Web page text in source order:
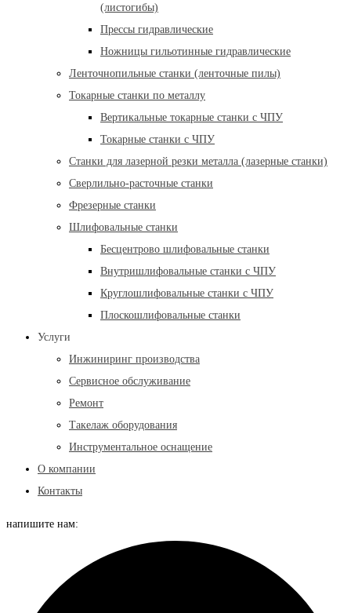
(листогибы)
Прессы гидравлические
Ножницы гильотинные гидравлические
Ленточнопильные станки (ленточные пилы)
Токарные станки по металлу
Вертикальные токарные станки с ЧПУ
Токарные станки с ЧПУ
Станки для лазерной резки металла (лазерные станки)
Сверлильно-расточные станки
Фрезерные станки
Шлифовальные станки
Бесцентрово шлифовальные станки
Внутришлифовальные станки с ЧПУ
Круглошлифовальные станки с ЧПУ
Плоскошлифовальные станки
Услуги
Инжиниринг производства
Сервисное обслуживание
Ремонт
Такелаж оборудования
Инструментальное оснащение
О компании
Контакты
напишите нам: